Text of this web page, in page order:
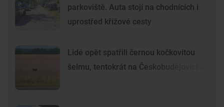
parkoviště. Auta stojí na chodnících i
uprostřed křížové cesty
Lidé opět spatřili černou kočkovitou
šelmu, tentokrát na Českobudějovicku